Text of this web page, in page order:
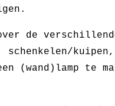
de verschillende
schenkelen/
(wand)lamp te